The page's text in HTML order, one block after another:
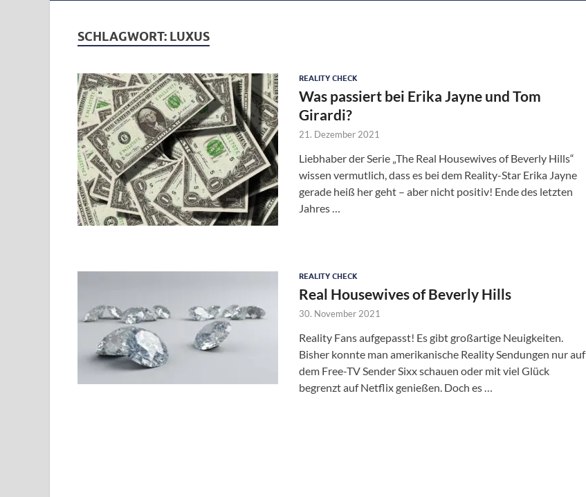
SCHLAGWORT: LUXUS
REALITY CHECK
Was passiert bei Erika Jayne und Tom
Girardi?
21. Dezember 2021
Liebhaber der Serie „The Real Housewives of Beverly Hills“
wissen vermutlich, dass es bei dem Reality-Star Erika Jayne
gerade heiß her geht – aber nicht positiv! Ende des letzten
Jahres …
REALITY CHECK
Real Housewives of Beverly Hills
30. November 2021
Reality Fans aufgepasst! Es gibt großartige Neuigkeiten.
Bisher konnte man amerikanische Reality Sendungen nur auf
dem Free-TV Sender Sixx schauen oder mit viel Glück
begrenzt auf Netflix genießen. Doch es …